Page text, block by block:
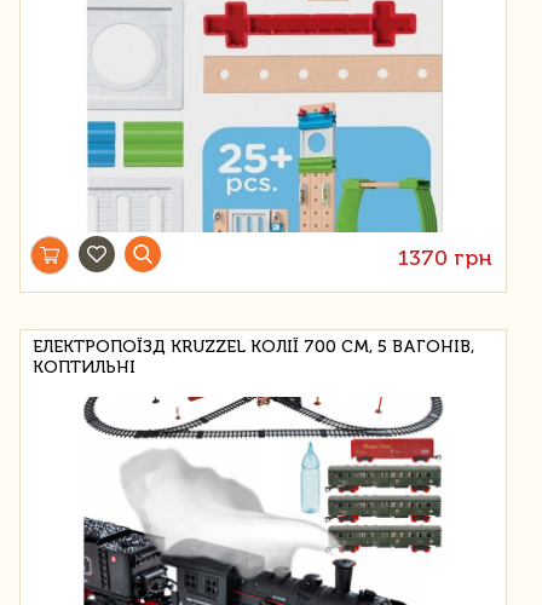
1370 грн
ЕЛЕКТРОПОЇЗД KRUZZEL КОЛІЇ 700 СМ, 5 ВАГОНІВ,
КОПТИЛЬНІ